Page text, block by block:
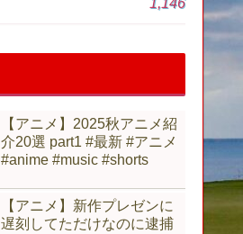
【アニメ】2025秋アニメ紹
介20選 part1 #最新 #アニメ
#anime #music #shorts
【アニメ】新作プレゼンに
遅刻してただけなのに逮捕